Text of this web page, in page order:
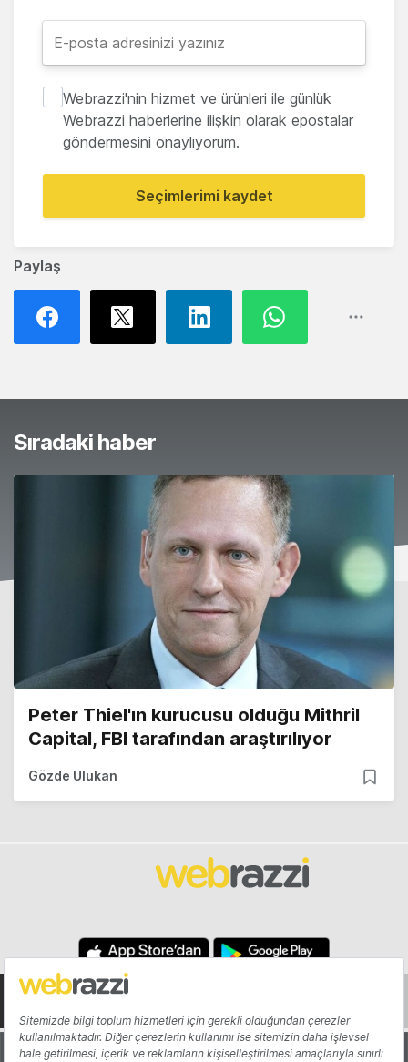
Paylaş
Webrazzi'nin hizmet ve ürünleri ile günlük
Webrazzi haberlerine ilişkin olarak epostalar
göndermesini onaylıyorum.
Seçimlerimi kaydet
Sıradaki haber
Peter Thiel'ın kurucusu olduğu Mithril
Capital, FBI tarafından araştırılıyor
Gözde Ulukan
Hakkında Yazarlar